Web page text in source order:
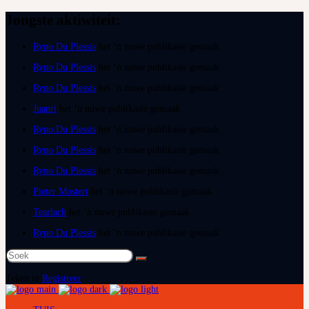
Ryno Du Plessis
Ryno Du Plessis
Ryno Du Plessis
Juanri
Ryno Du Plessis
Ryno Du Plessis
Ryno Du Plessis
Pieter Mostert
Tearlach
Ryno Du Plessis
Soek
na:
Registreer